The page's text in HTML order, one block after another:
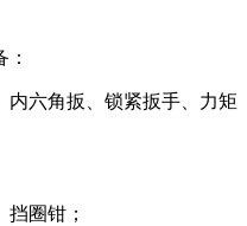
内六角扳、锁紧扳手、力矩
圈钳；